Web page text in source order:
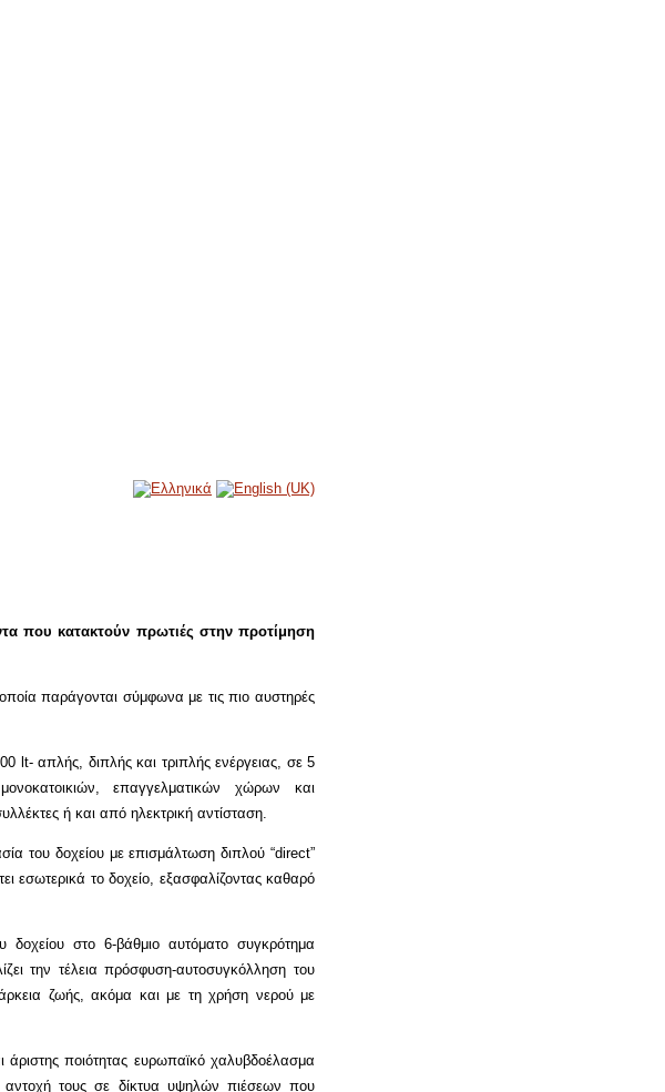
που κατακτούν πρωτιές στην προτίμηση
παράγονται σύμφωνα με τις πιο αυστηρές
lt- απλής, διπλής και τριπλής ενέργειας, σε 5
επαγγελματικών χώρων και
ή και από ηλεκτρική αντίσταση.
του δοχείου με επισμάλτωση διπλού “direct”
εσωτερικά το δοχείο, εξασφαλίζοντας καθαρό
δοχείου στο 6-βάθμιο αυτόματο συγκρότημα
την τέλεια πρόσφυση-αυτοσυγκόλληση του
ζωής, ακόμα και με τη χρήση νερού με
ποιότητας ευρωπαϊκό χαλυβδοέλασμα
αντοχή τους σε δίκτυα υψηλών πιέσεων που